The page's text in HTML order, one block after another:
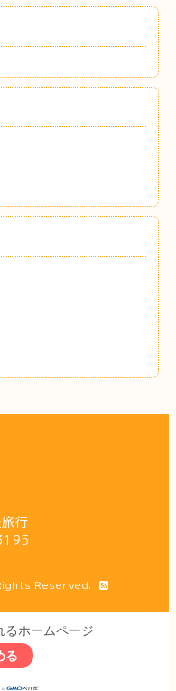
行
Reserved.
るホームページ
る